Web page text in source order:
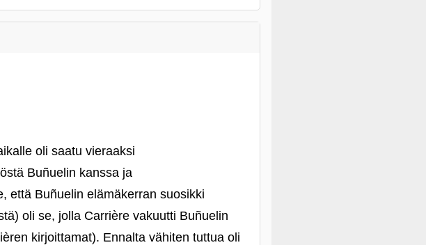
oli saatu vieraaksi
Buñuelin kanssa ja
että Buñuelin elämäkerran suosikki
oli se, jolla Carrière vakuutti Buñuelin
kirjoittamat). Ennalta vähiten tuttua oli